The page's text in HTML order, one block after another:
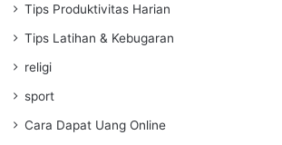
Tips Produktivitas Harian
Tips Latihan & Kebugaran
religi
sport
Cara Dapat Uang Online